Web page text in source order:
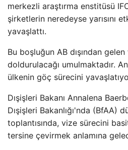
merkezli araştırma enstitüsü
şirketlerin neredeyse yarısını
yavaşlattı.
Bu boşluğun AB dışından gelen
doldurulacağı umulmaktadır.
ülkenin göç sürecini
Dışişleri Bakanı Annalena
Dışişleri Bakanlığı'nda (BfAA)
toplantısında, vize sürecini
tersine çevirmek anlamına